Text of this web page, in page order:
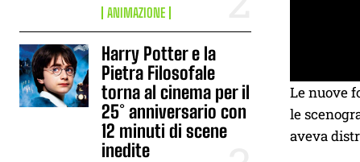
ANIMAZIONE
Harry Potter e la
Pietra Filosofale
torna al cinema per il
25° anniversario con
12 minuti di scene
inedite
Le nuove
le
aveva